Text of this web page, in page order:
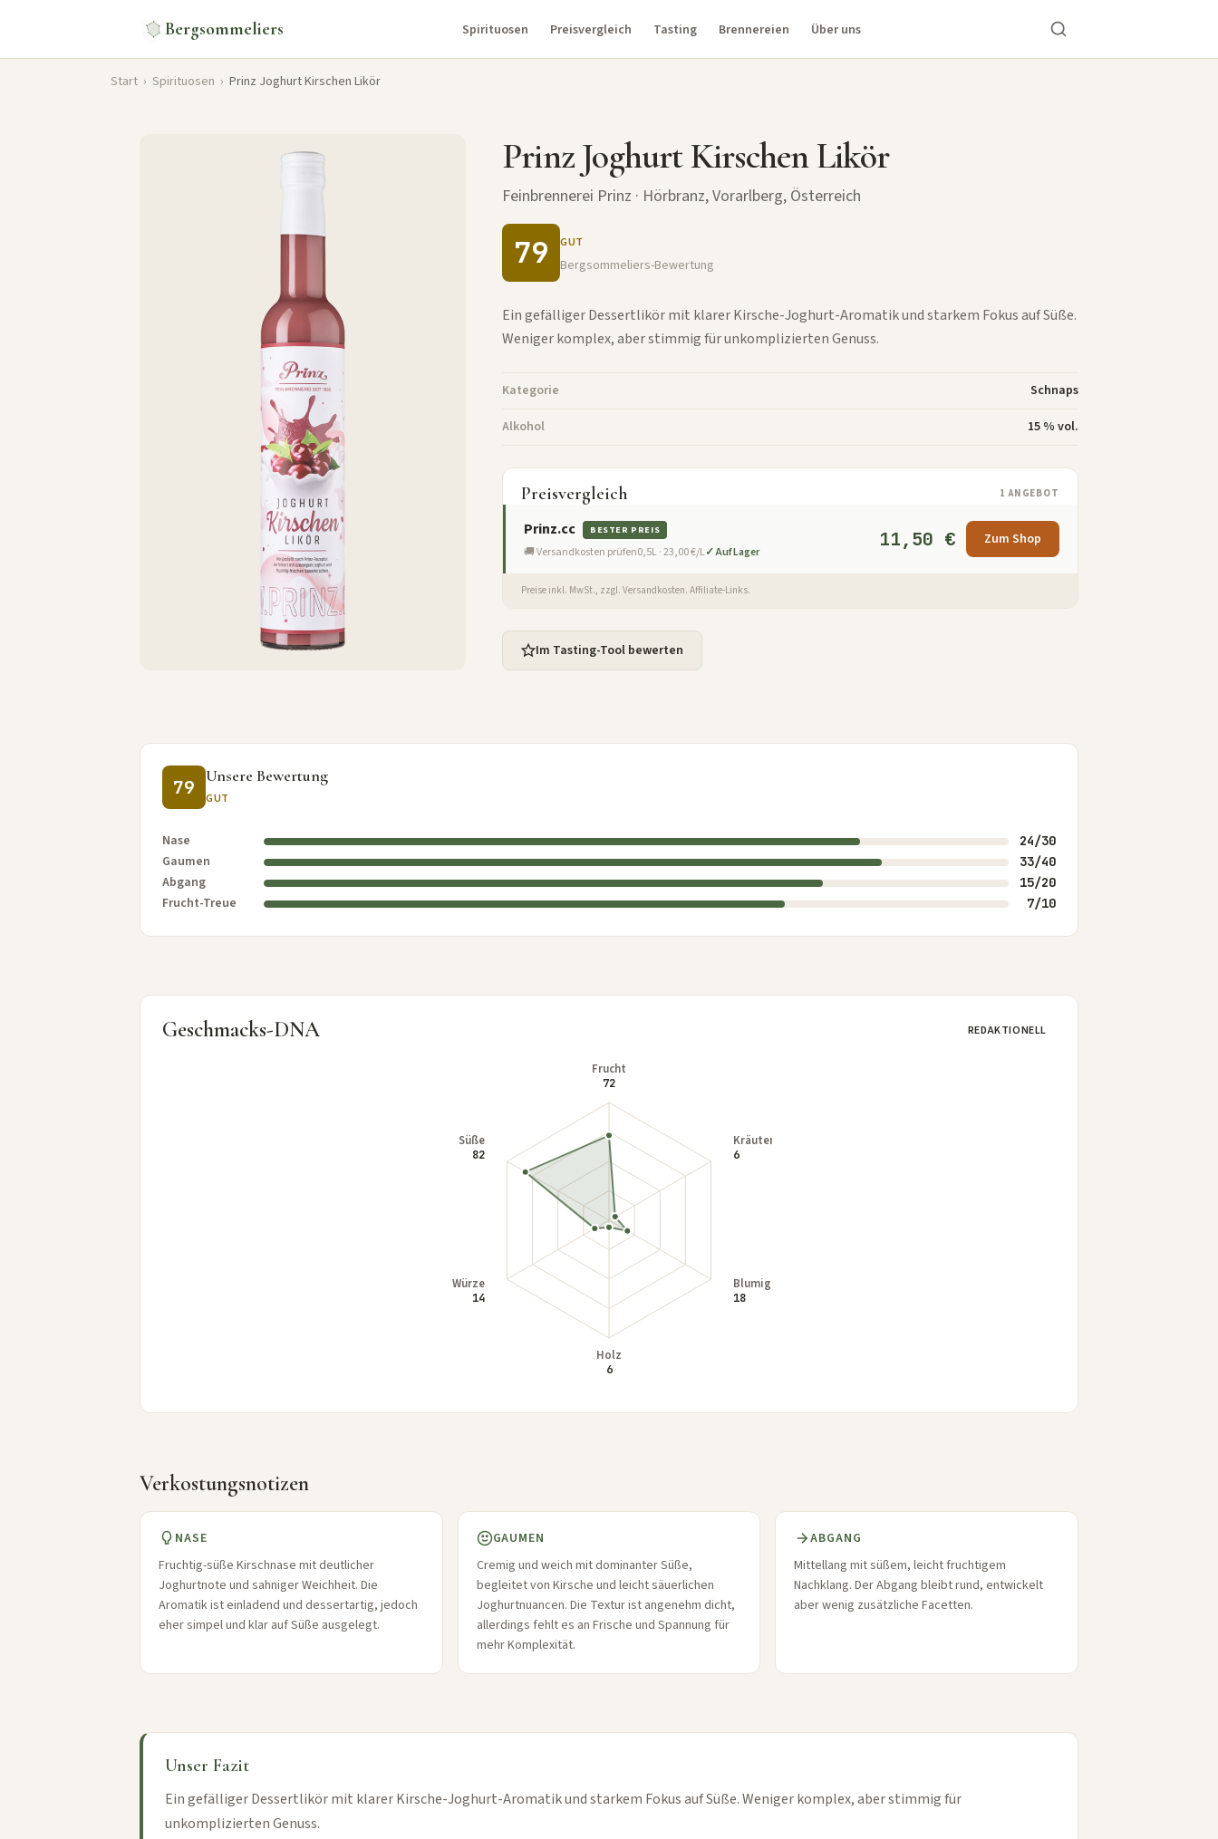
Bergsommeliers Spirituosen Preisvergleich Tasting Brennereien Über uns
Start › Spirituosen › Prinz Joghurt Kirschen Likör
Prinz Joghurt Kirschen Likör
Feinbrennerei Prinz · Hörbranz, Vorarlberg, Österreich
79 GUT
Bergsommeliers-Bewertung
Ein gefälliger Dessertlikör mit klarer Kirsche-Joghurt-Aromatik und starkem Fokus auf Süße.
Weniger komplex, aber stimmig für unkomplizierten Genuss.
Kategorie
Schnaps
Alkohol
15 % vol.
Preisvergleich 1 ANGEBOT
Prinz.cc BESTER PREIS
🚚 Versandkosten prüfen0,5L · 23,00 €/L✓ Auf Lager
11,50 € Zum Shop
Preise inkl. MwSt., zzgl. Versandkosten. Affiliate-Links.
Im Tasting-Tool bewerten
79
Unsere Bewertung
GUT
Nase 24/30
Gaumen 33/40
Abgang 15/20
Frucht-Treue 7/10
Geschmacks-DNA REDAKTIONELL
Verkostungsnotizen
NASE
Fruchtig-süße Kirschnase mit deutlicher
Joghurtnote und sahniger Weichheit. Die
Aromatik ist einladend und dessertartig, jedoch
eher simpel und klar auf Süße ausgelegt.
GAUMEN
Cremig und weich mit dominanter Süße,
begleitet von Kirsche und leicht säuerlichen
Joghurtnuancen. Die Textur ist angenehm dicht,
allerdings fehlt es an Frische und Spannung für
mehr Komplexität.
ABGANG
Mittellang mit süßem, leicht fruchtigem
Nachklang. Der Abgang bleibt rund, entwickelt
aber wenig zusätzliche Facetten.
Unser Fazit
Ein gefälliger Dessertlikör mit klarer Kirsche-Joghurt-Aromatik und starkem Fokus auf Süße. Weniger komplex, aber stimmig für
unkomplizierten Genuss.